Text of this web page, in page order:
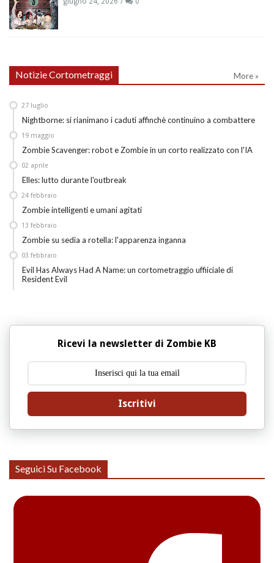
Notizie Cortometraggi More »
Nightborne: si rianimano i caduti affinchè continuino a combattere
27 luglio
Zombie Scavenger: robot e Zombie in un corto realizzato con l'IA
19 maggio
Elles: lutto durante l'outbreak
02 aprile
Zombie intelligenti e umani agitati
24 febbraio
Zombie su sedia a rotella: l'apparenza inganna
13 febbraio
Evil Has Always Had A Name: un cortometraggio uffiiciale di
Resident Evil
03 febbraio
Ricevi la newsletter di Zombie KB
Iscritivi
Seguici Su Facebook